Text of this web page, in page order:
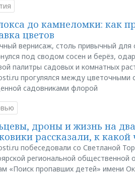
до камнеломки: как
цветов
вернисаж, столь привычный для
под сводом сосен и берёз,
палитры садовых и комнатных
прогулялся между
садовниками флорой
дроны и жизнь на
рассказали, к какой
побеседовали со Светланой
региональной общественной
«Поиск пропавших детей» имени